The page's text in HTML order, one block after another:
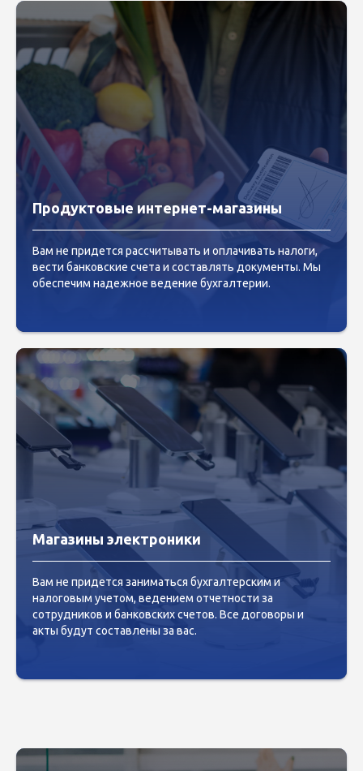
Продуктовые интернет-магазины
Вам не придется рассчитывать и оплачивать налоги,
вести банковские счета и составлять документы. Мы
обеспечим надежное ведение бухгалтерии.
Магазины электроники
Вам не придется заниматься бухгалтерским и
налоговым учетом, ведением отчетности за
сотрудников и банковских счетов. Все договоры и
акты будут составлены за вас.